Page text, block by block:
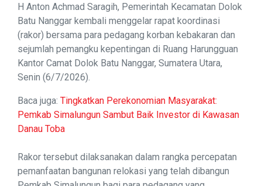
H Anton Achmad Saragih, Pemerintah Kecamatan Dolok
Batu Nanggar kembali menggelar rapat koordinasi
(rakor) bersama para pedagang korban kebakaran dan
sejumlah pemangku kepentingan di Ruang Harungguan
Kantor Camat Dolok Batu Nanggar, Sumatera Utara,
Senin (6/7/2026).
Baca juga: Tingkatkan Perekonomian Masyarakat:
Pemkab Simalungun Sambut Baik Investor di Kawasan
Danau Toba
Rakor tersebut dilaksanakan dalam rangka percepatan
pemanfaatan bangunan relokasi yang telah dibangun